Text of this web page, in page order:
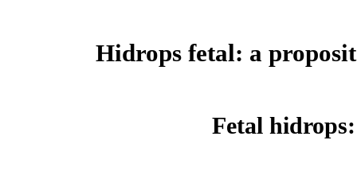
Hidrops fetal: a
Fetal